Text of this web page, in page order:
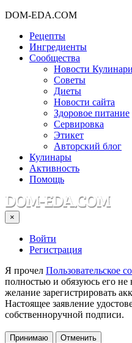
DOM-EDA.COM
Рецепты
Ингредиенты
Сообщества
Новости
Советы
Диеты
Новости сайта
Здоровое питание
Сервировка
Этикет
Авторский блог
Кулинары
Активность
Помощь
×
Войти
Регистрация
Я прочел Пользовательское
полностью и обязуюсь его
желание зарегистрировать
Настоящее заявление
собственноручной подписи.
Принимаю Отменить